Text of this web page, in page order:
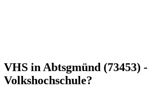
VHS in Abtsgmünd (73453) -
Volkshochschule?